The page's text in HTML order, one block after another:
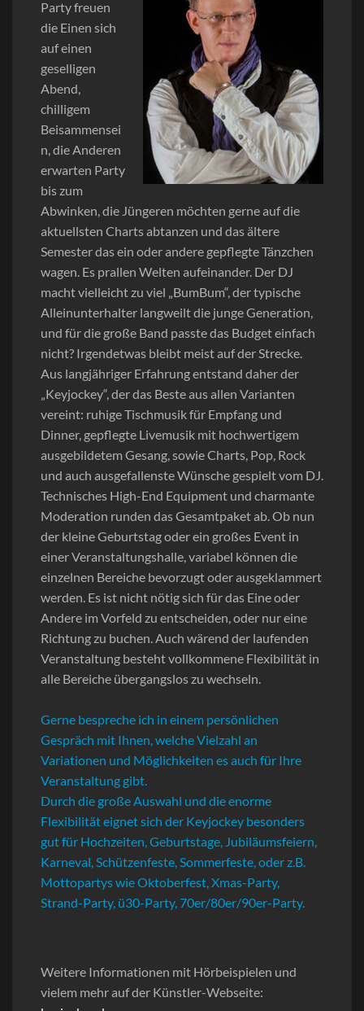
Party freuen
die Einen sich
auf einen
geselligen
Abend,
chilligem
Beisammensei
n, die Anderen
erwarten Party
bis zum
Abwinken, die Jüngeren möchten gerne auf die
aktuellsten Charts abtanzen und das ältere
Semester das ein oder andere gepflegte Tänzchen
wagen. Es prallen Welten aufeinander. Der DJ
macht vielleicht zu viel „BumBum“, der typische
Alleinunterhalter langweilt die junge Generation,
und für die große Band passte das Budget einfach
nicht? Irgendetwas bleibt meist auf der Strecke.
Aus langjähriger Erfahrung entstand daher der
„Keyjockey“, der das Beste aus allen Varianten
vereint: ruhige Tischmusik für Empfang und
Dinner, gepflegte Livemusik mit hochwertigem
ausgebildetem Gesang, sowie Charts, Pop, Rock
und auch ausgefallenste Wünsche gespielt vom DJ.
Technisches High-End Equipment und charmante
Moderation runden das Gesamtpaket ab. Ob nun
der kleine Geburtstag oder ein großes Event in
einer Veranstaltungshalle, variabel können die
einzelnen Bereiche bevorzugt oder ausgeklammert
werden. Es ist nicht nötig sich für das Eine oder
Andere im Vorfeld zu entscheiden, oder nur eine
Richtung zu buchen. Auch wärend der laufenden
Veranstaltung besteht vollkommene Flexibilität in
alle Bereiche übergangslos zu wechseln.
Gerne bespreche ich in einem persönlichen
Gespräch mit Ihnen, welche Vielzahl an
Variationen und Möglichkeiten es auch für Ihre
Veranstaltung gibt.
Durch die große Auswahl und die enorme
Flexibilität eignet sich der Keyjockey besonders
gut für Hochzeiten, Geburtstage, Jubiläumsfeiern,
Karneval, Schützenfeste, Sommerfeste, oder z.B.
Mottopartys wie Oktoberfest, Xmas-Party,
Strand-Party, ü30-Party, 70er/80er/90er-Party.
Weitere Informationen mit Hörbeispielen und
vielem mehr auf der Künstler-Webseite: